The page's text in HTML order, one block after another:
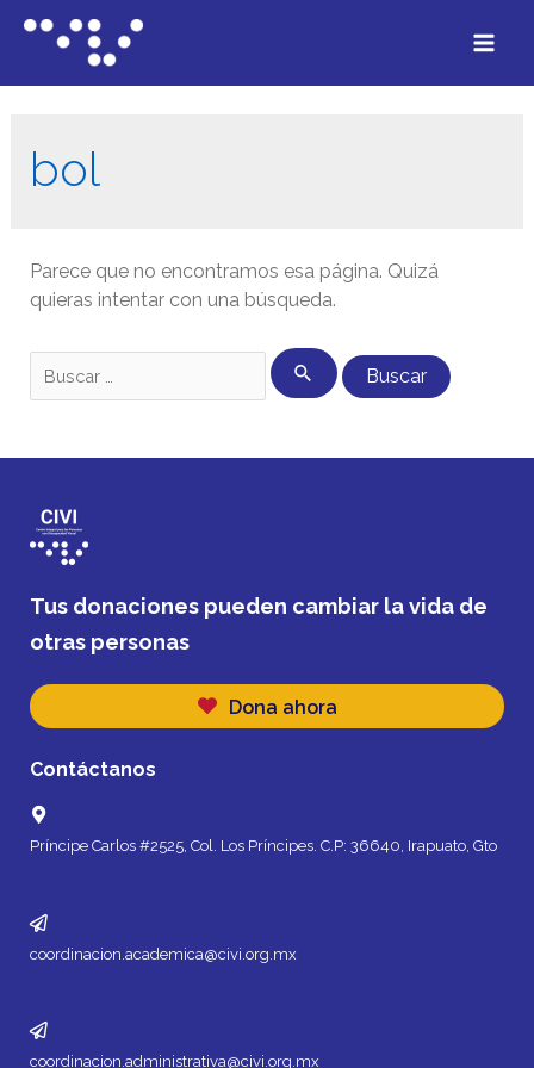
bol
Parece que no encontramos esa página. Quizá
quieras intentar con una búsqueda.
Tus donaciones pueden cambiar la vida de
otras personas
Dona ahora
Contáctanos
Príncipe Carlos #2525, Col. Los Príncipes. C.P: 36640, Irapuato, Gto
coordinacion.academica@civi.org.mx
coordinacion.administrativa@civi.org.mx